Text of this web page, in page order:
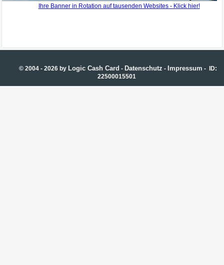
© 2004 - 2026 by Logic Cash Card - Datenschutz - Impressum - ID:
22500015501